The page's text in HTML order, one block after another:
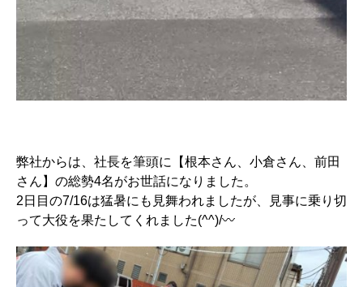
弊社からは、社長を筆頭に【根本さん、小倉さん、前田
さん】の総勢4名がお世話になりました。
2日目の7/16は猛暑にも見舞われましたが、見事に乗り切
って大役を果たしてくれました(^^)/〰